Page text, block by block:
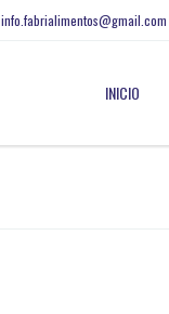
info.fabrialimentos@gmail.com
INICIO